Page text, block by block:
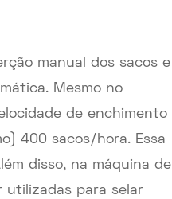
manual dos sacos e
Mesmo no
de enchimento
400 sacos/hora. Essa
disso, na máquina de
utilizadas para selar